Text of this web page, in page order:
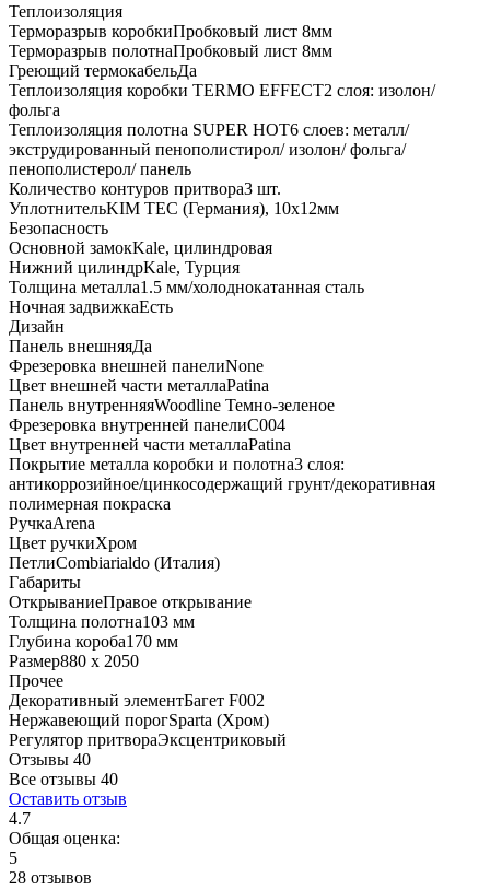
Теплоизоляция
Терморазрыв коробкиПробковый лист 8мм
Терморазрыв полотнаПробковый лист 8мм
Греющий термокабельДа
Теплоизоляция коробки TERMO EFFECT2 слоя: изолон/
фольга
Теплоизоляция полотна SUPER НОТ6 слоев: металл/
экструдированный пенополистирол/ изолон/ фольга/
пенополистерол/ панель
Количество контуров притвора3 шт.
УплотнительKIM ТЕС (Германия), 10x12мм
Безопасность
Основной замокKale, цилиндровая
Нижний цилиндрKale, Турция
Толщина металла1.5 мм/холоднокатанная сталь
Ночная задвижкаЕсть
Дизайн
Панель внешняяДа
Фрезеровка внешней панелиNone
Цвет внешней части металлаPatina
Панель внутренняяWoodline Темно-зеленое
Фрезеровка внутренней панелиC004
Цвет внутренней части металлаPatina
Покрытие металла коробки и полотна3 слоя:
антикоррозийное/цинкосодержащий грунт/декоративная
полимерная покраска
РучкаArena
Цвет ручкиХром
ПетлиCombiarialdo (Италия)
Габариты
ОткрываниеПравое открывание
Толщина полотна103 мм
Глубина короба170 мм
Размер880 x 2050
Прочее
Декоративный элементБагет F002
Нержавеющий порогSparta (Хром)
Регулятор притвораЭксцентриковый
Отзывы 40
Все отзывы 40
Оставить отзыв
4.7
Общая оценка:
5
28 отзывов